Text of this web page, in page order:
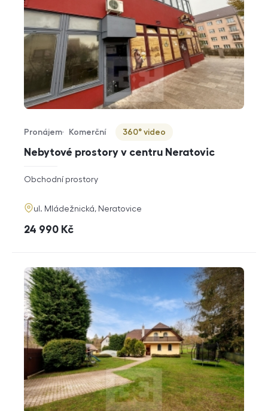
Nebytové prostory v centru Neratovic
Typ nabídky
Pronájem
Typ nemovitosti
Komerční
Virtuální prohlídka
360° video
rozměry
dispozice
Obchodní prostory
adresa
ul. Mládežnická, Neratovice
cena
24 990 Kč